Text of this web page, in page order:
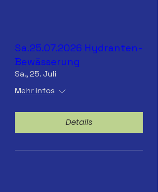
Sa.25.07.2026 Hydranten-
Bewässerung
Sa., 25. Juli
Mehr Infos
Details